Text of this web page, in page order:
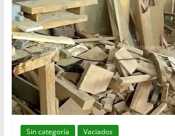
Sin categoría Vaciados